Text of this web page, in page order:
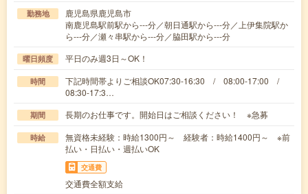
勤務地
鹿児島県鹿児島市
南鹿児島駅前駅から---分／朝日通駅から---分／上伊集院駅か
ら---分／瀬々串駅から---分／脇田駅から---分
曜日頻度 平日のみ週3日～OK！
時間
下記時間帯よりご相談OK07:30-16:30 / 08:00-17:00 /
08:30-17:3…
期間 長期のお仕事です。開始日はご相談ください！ ※急募
時給
無資格未経験：時給1300円～ 経験者：時給1400円～ ※前
払い・日払い・週払いOK
交通費
交通費全額支給